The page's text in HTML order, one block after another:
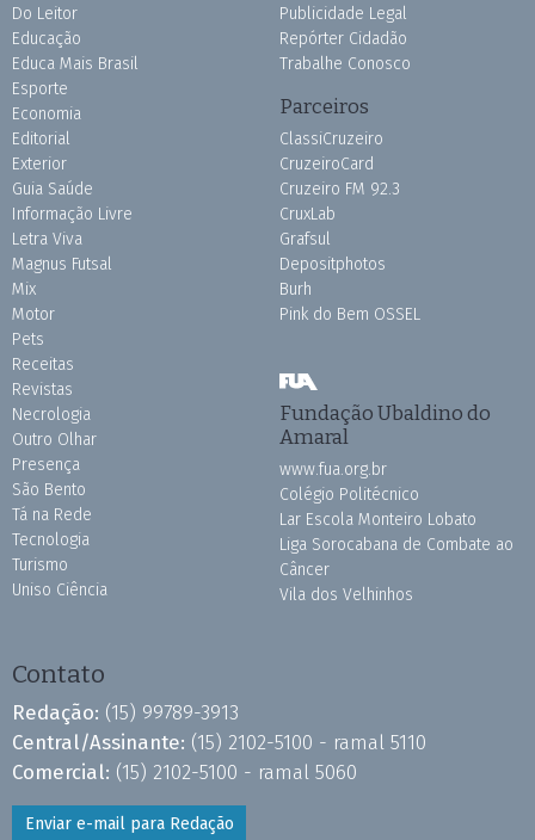
Do Leitor
Educação
Educa Mais Brasil
Esporte
Economia
Editorial
Exterior
Guia Saúde
Informação Livre
Letra Viva
Magnus Futsal
Mix
Motor
Pets
Receitas
Revistas
Necrologia
Outro Olhar
Presença
São Bento
Tá na Rede
Tecnologia
Turismo
Uniso Ciência
Publicidade Legal
Repórter Cidadão
Trabalhe Conosco
Parceiros
ClassiCruzeiro
CruzeiroCard
Cruzeiro FM 92.3
CruxLab
Grafsul
Depositphotos
Burh
Pink do Bem OSSEL
Fundação Ubaldino do
Amaral
www.fua.org.br
Colégio Politécnico
Lar Escola Monteiro Lobato
Liga Sorocabana de Combate ao
Câncer
Vila dos Velhinhos
Contato
Redação: (15) 99789-3913
Central/Assinante: (15) 2102-5100 - ramal 5110
Comercial: (15) 2102-5100 - ramal 5060
Enviar e-mail para Redação